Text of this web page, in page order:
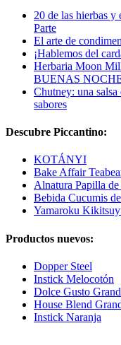
20 de las hierbas y
Parte
El arte de
¡Hablemos del
Herbaria Moon
BUENAS
Chutney: una
sabores
Descubre Piccantino:
KOTÁNYI
Bake Affair
Alnatura Papilla
Bebida Cucumis
Yamaroku
Productos nuevos:
Dopper Steel
Instick Melocotón
Dolce Gusto
House Blend
Instick Naranja